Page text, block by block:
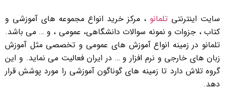
سایت اینترنتی تلمانو ، مرکز خرید انواع مجموعه های آموزشی و
کتاب ، جزوات و نمونه سوالات دانشگاهی، عمومی ، و … می باشد.
تلمانو در زمینه انواع آموزش های عمومی و تخصصی مثل آموزش
زبان های خارجی و نرم افزار و … در ایران فعالیت می نماید. و این
گروه تلاش دارد تا زمینه های گوناگون آموزشی را مورد پوشش قرار
دهد.